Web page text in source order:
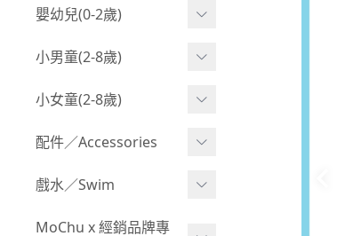
現貨.寶寶
現貨.男童
嬰幼兒(0-2歲)
BABY 包屁衣(短袖)
BABY 包屁衣(長袖)
BABY 外套
BABY 上身(短袖)
小男童(2-8歲)
Boy 上身(短袖)
Boy 上身(長袖)
小女童(2-8歲)
Girl 上身(短袖)
Girl 上身(長袖)
配件／Accessories
Acc 口水巾
戲水／Swim
泳裝
MoChu x 經銷品牌專